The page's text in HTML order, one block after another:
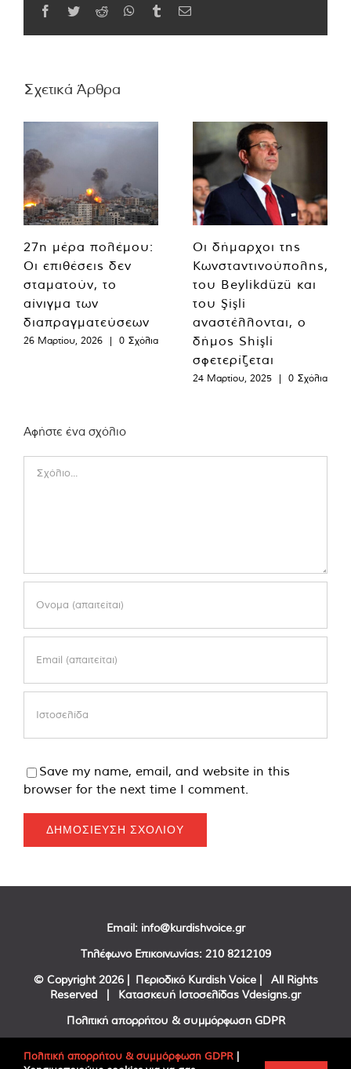
Facebook
TwitterReddit WhatsApp
TumblrEmail
Σχετικά Άρθρα
27η μέρα πολέμου:
Οι επιθέσεις δεν
σταματούν, το
αίνιγμα των
διαπραγματεύσεων
26 Μαρτίου, 2026 | 0 Σχόλια
Οι δήμαρχοι της
Κωνσταντινούπολης,
του Beylikdüzü και
του Şişli
αναστέλλονται, ο
δήμος Shişli
σφετερίζεται
24 Μαρτίου, 2025 | 0 Σχόλια
Αφήστε ένα σχόλιο
Save my name, email, and website in this
browser for the next time I comment.
Email: info@kurdishvoice.gr
Τηλέφωνο Επικοινωνίας: 210 8212109
© Copyright 2026 | Περιοδικό Kurdish Voice | All Rights
Reserved | Κατασκευή Ιστοσελίδας Vdesigns.gr
Πολιτική απορρήτου & συμμόρφωση GDPR
Πολιτική απορρήτου & συμμόρφωση GDPR |